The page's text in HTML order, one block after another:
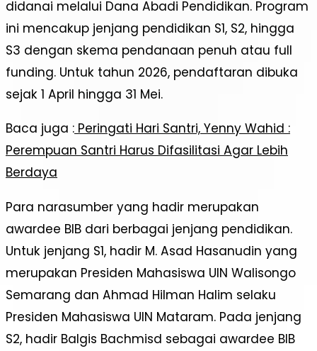
didanai melalui Dana Abadi Pendidikan. Program
ini mencakup jenjang pendidikan S1, S2, hingga
S3 dengan skema pendanaan penuh atau full
funding. Untuk tahun 2026, pendaftaran dibuka
sejak 1 April hingga 31 Mei.
Baca juga : Peringati Hari Santri, Yenny Wahid :
Perempuan Santri Harus Difasilitasi Agar Lebih
Berdaya
Para narasumber yang hadir merupakan
awardee BIB dari berbagai jenjang pendidikan.
Untuk jenjang S1, hadir M. Asad Hasanudin yang
merupakan Presiden Mahasiswa UIN Walisongo
Semarang dan Ahmad Hilman Halim selaku
Presiden Mahasiswa UIN Mataram. Pada jenjang
S2, hadir Balgis Bachmisd sebagai awardee BIB